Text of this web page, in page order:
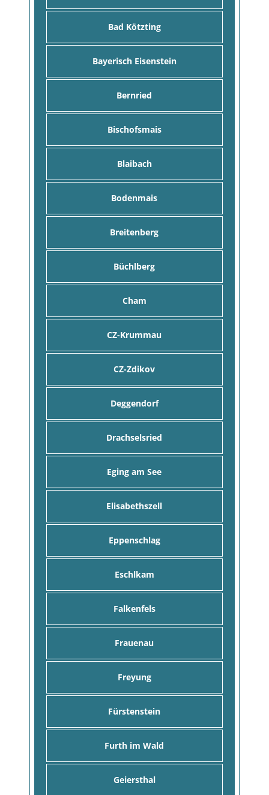
Bad Kötzting
Bayerisch Eisenstein
Bernried
Bischofsmais
Blaibach
Bodenmais
Breitenberg
Büchlberg
Cham
CZ-Krummau
CZ-Zdikov
Deggendorf
Drachselsried
Eging am See
Elisabethszell
Eppenschlag
Eschlkam
Falkenfels
Frauenau
Freyung
Fürstenstein
Furth im Wald
Geiersthal